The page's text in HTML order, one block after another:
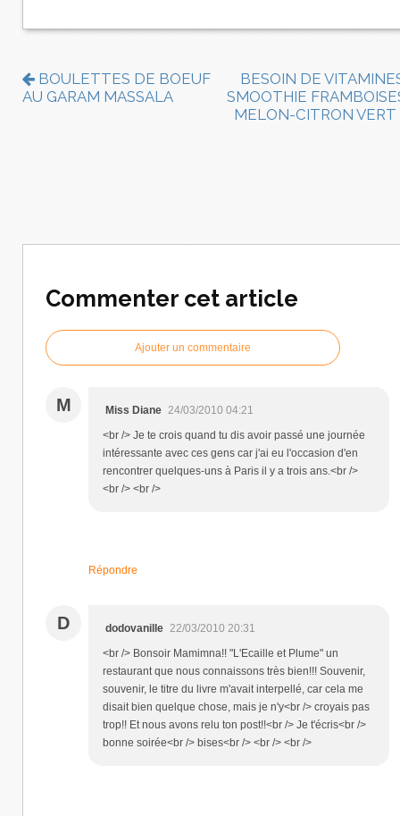
BOULETTES DE BOEUF
AU GARAM MASSALA
BESOIN DE
SMOOTHIE
MELON-CITRON VERT
Commenter cet article
Ajouter un commentaire
M Miss Diane 24/03/2010 04:21
<br /> Je te crois quand tu dis avoir passé une journée
intéressante avec ces gens car j'ai eu l'occasion d'en
rencontrer quelques-uns à Paris il y a trois ans.<br />
<br /> <br />
Répondre
D dodovanille 22/03/2010 20:31
<br /> Bonsoir Mamimna!! "L'Ecaille et Plume" un
restaurant que nous connaissons très bien!!! Souvenir,
souvenir, le titre du livre m'avait interpellé, car cela me
disait bien quelque chose, mais je n'y<br /> croyais pas
trop!! Et nous avons relu ton post!!<br /> Je t'écris<br />
bonne soirée<br /> bises<br /> <br /> <br />